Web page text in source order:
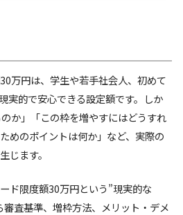
万円は、学生や若手社会人、初めて
実的で安心できる設定額です。しか
か」「この枠を増やすにはどうすれ
めのポイントは何か」など、実際の
じます。
ド限度額30万円という”現実的な
査基準、増枠方法、メリット・デメ